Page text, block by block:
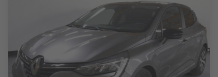
fractionnable 1/3 - 2/3
Barres de toit longitudinales noires
Boucliers AV et AR ton carosserie
Boucliers ton carosserie